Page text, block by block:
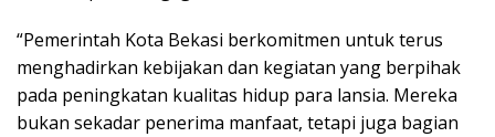
“Pemerintah Kota Bekasi berkomitmen untuk terus
menghadirkan kebijakan dan kegiatan yang berpihak
pada peningkatan kualitas hidup para lansia. Mereka
bukan sekadar penerima manfaat, tetapi juga bagian